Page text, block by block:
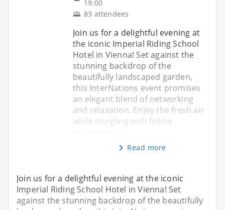
19:00
83 attendees
Join us for a delightful evening at
the iconic Imperial Riding School
Hotel in Vienna! Set against the
stunning backdrop of the
beautifully landscaped garden,
this InterNations event promises
an elegant blend of networking
and relaxation. Enjoy the fresh air
while mingling with fellow
Read more
Join us for a delightful evening at the iconic
Imperial Riding School Hotel in Vienna! Set
against the stunning backdrop of the beautifully